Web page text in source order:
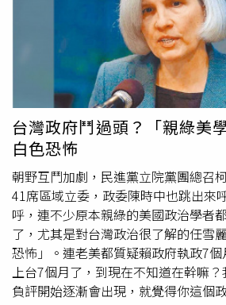
到這樣子了，民進黨還有什麼事情做不
給民進黨立委。從文化部領到錢，自
看，還捐錢給民進黨兩個立委？所以
己利益被掃到的時候，所做的一種反
英文八年，累積了多少這種東西！」
喻，這就好比國民黨立委挖到了一個
都爬出來了！你瞬間就看到，「一大
有的人就會怕，說：怎麼那麼多在罵
沒有經營。而人家是鋪天蓋地，累積
直接跟各部的關係，因為他有很多，
助，都要經過部長。這個衛福部最多
醫護相關的團體通通都出來講話，那
就非出來不可！「點名的啦，這種團
用擔心，因為他如果跟邱泰源熟，他
因為如果是這麼大的「悲屈」，國民
對，有嗎？國民黨沒有暴跌！
台灣政府鬥過頭？「親綠美
白色恐怖
朝野互鬥加劇，民進黨立院黨團總召
41席區域立委，政委陳時中也跳出來
呼，連不少原本親綠的美國政治學者
了，尤其是對台灣政治很了解的任雪
恐怖」。連老美都質疑賴政府執政7
上台7個月了，到現在不知道在幹嘛？
負評開始逐漸會出現，就覺得你這個